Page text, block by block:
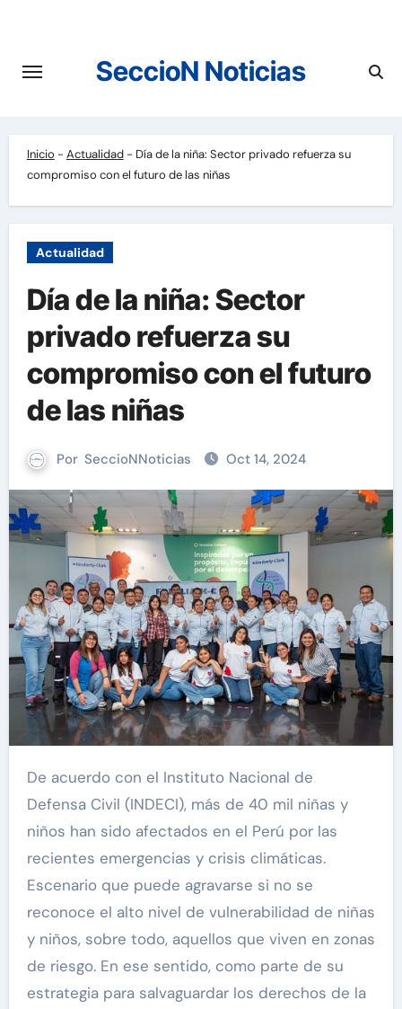
contenido
SeccioN Noticias
Inicio - Actualidad- Día de la niña: Sector privado refuerza su
compromiso con el futuro de las niñas
Actualidad
Día de la niña: Sector
privado refuerza su
compromiso con el futuro
de las niñas
Por SeccioNNoticias Oct 14, 2024
De acuerdo con el Instituto Nacional de
Defensa Civil (INDECI), más de 40 mil niñas y
niños han sido afectados en el Perú por las
recientes emergencias y crisis climáticas.
Escenario que puede agravarse si no se
reconoce el alto nivel de vulnerabilidad de niñas
y niños, sobre todo, aquellos que viven en zonas
de riesgo. En ese sentido, como parte de su
estrategia para salvaguardar los derechos de la